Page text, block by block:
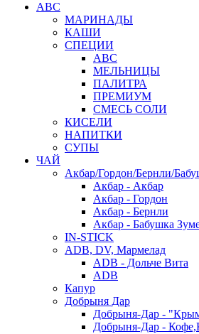
АВС
МАРИНАДЫ
КАШИ
СПЕЦИИ
АВС
МЕЛЬНИЦЫ
ПАЛИТРА
ПРЕМИУМ
СМЕСЬ СОЛИ
КИСЕЛИ
НАПИТКИ
СУПЫ
ЧАЙ
Акбар/Гордон/Бернли/
Акбар - Акбар
Акбар - Гордон
Акбар - Бернли
Акбар - Бабушка
IN-STICK
ADB, DV, Мармелад
ADB - Дольче Вита
ADB
Капур
Добрыня Дар
Добрыня-Дар -
Добрыня-Дар -